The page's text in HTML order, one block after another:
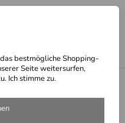
bestmögliche Shopping-
Seite weitersurfen,
Ich stimme zu.